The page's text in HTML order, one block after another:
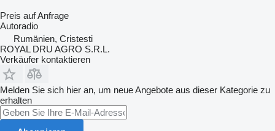
Preis auf Anfrage
Autoradio
Rumänien, Cristesti
ROYAL DRU AGRO S.R.L.
Verkäufer kontaktieren
Melden Sie sich hier an, um neue Angebote aus dieser Kategorie zu
erhalten